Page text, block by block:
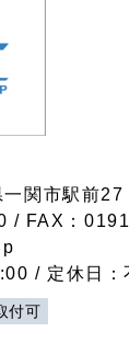
関市駅前27
/ FAX：
/ 定休日：
付可